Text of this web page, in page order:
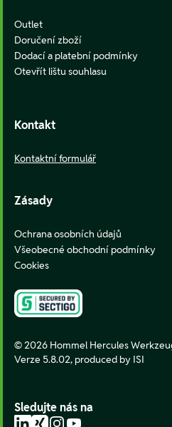
Outlet
Doručení zboží
Dodací a platební podmínky
Otevřít lištu souhlasu
Kontakt
Kontaktní formulář
Zásady
Ochrana osobních údajů
Všeobecné obchodní podmínky
Cookies
© 2026 Hommel Hercules
Verze 5.8.02, produced by ISI
Sledujte nás na